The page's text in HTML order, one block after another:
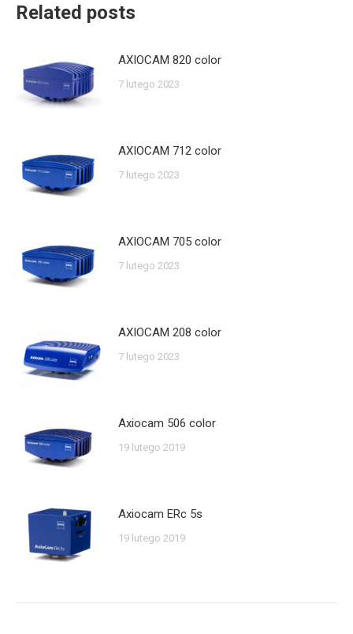
Related posts
AXIOCAM 820 color
7 lutego 2023
AXIOCAM 712 color
7 lutego 2023
AXIOCAM 705 color
7 lutego 2023
AXIOCAM 208 color
7 lutego 2023
Axiocam 506 color
19 lutego 2019
Axiocam ERc 5s
19 lutego 2019